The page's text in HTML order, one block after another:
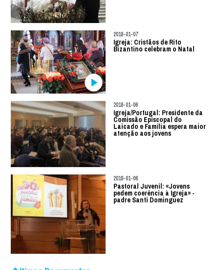
2018-01-07
Igreja: Cristãos de Rito
Bizantino celebram o Natal
2018-01-06
Igreja/Portugal: Presidente da
Comissão Episcopal do
Laicado e Família espera maior
atenção aos jovens
2018-01-06
Pastoral Juvenil: «Jovens
pedem coerência à Igreja» -
padre Santi Dominguez